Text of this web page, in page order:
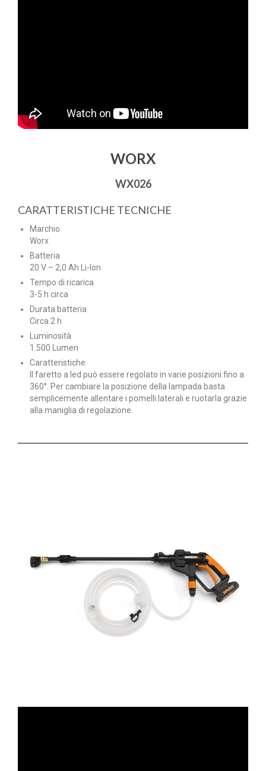
WORX
WX026
CARATTERISTICHE TECNICHE
Marchio
Worx
Batteria
20 V – 2,0 Ah Li-Ion
Tempo di ricarica
3-5 h circa
Durata batteria
Circa 2 h
Luminosità
1.500 Lumen
Caratteristiche
Il faretto a led può essere regolato in varie posizioni fino a
360°. Per cambiare la posizione della lampada basta
semplicemente allentare i pomelli laterali e ruotarla grazie
alla maniglia di regolazione.